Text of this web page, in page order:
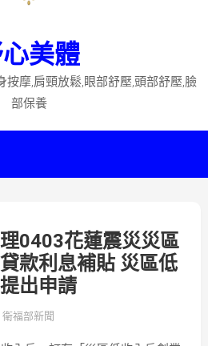
美體
按摩,肩頸放鬆,眼部舒壓,頭部舒壓,臉
部保養
0403花蓮震災災區
款利息補貼 災區低
出申請
衛福部新聞